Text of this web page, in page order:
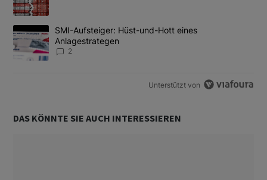
Ein Trendartikel mit dem Titel "SMI-Aufsteiger: Hüst-und-Hott
SMI-Aufsteiger: Hüst-und-Hott eines
Anlagestrategen
2
Unterstützt von
DAS KÖNNTE SIE AUCH INTERESSIEREN